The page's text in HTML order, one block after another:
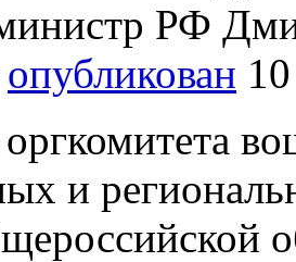
РФ
опубликован
и